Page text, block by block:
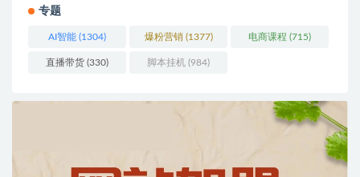
专题
AI智能 (1304) 爆粉营销 (1377) 电商课程 (715)
直播带货 (330) 脚本挂机 (984)